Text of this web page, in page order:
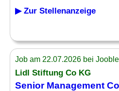
▶ Zur Stellenanzeige
Job am 22.07.2026 bei
Lidl Stiftung Co KG
Senior Management